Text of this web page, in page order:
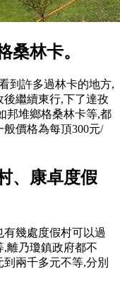
桑林卡。
到許多過林卡的地方,
繼續東行,下了達孜
邦堆鄉格桑林卡等,都
價格為每頂300元/
、康卓度假
幾處度假村可以過
離乃瓊鎮政府都不
兩千多元不等,分別